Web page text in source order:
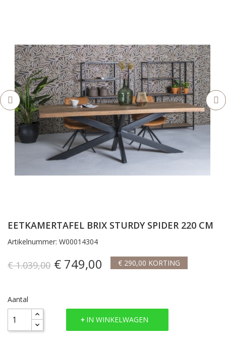
EETKAMERTAFEL BRIX STURDY SPIDER 220 CM
Artikelnummer: W00014304
€ 1.039,00 € 749,00 € 290,00 KORTING
Aantal
IN WINKELWAGEN